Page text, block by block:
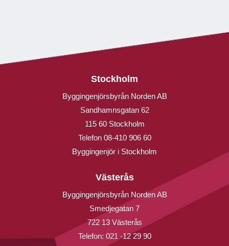
Stockholm
Byggingenjörsbyrån Norden AB
Sandhamnsgatan 62
115 60 Stockholm
Telefon 08-410 906 60
Byggingenjör i Stockholm
Västerås
Byggingenjörsbyrån Norden AB
Smedjegatan 7
722 13 Västerås
Telefon: 021 -12 29 90